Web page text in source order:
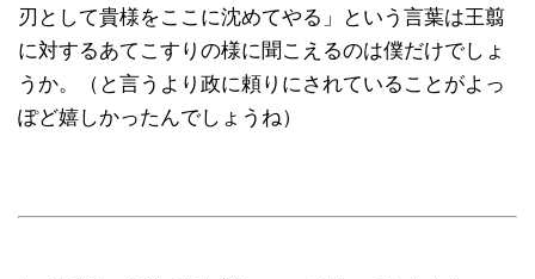
刃として貴様をここに沈めてやる」という言葉は王翦
に対するあてこすりの様に聞こえるのは僕だけでしょ
うか。（と言うより政に頼りにされていることがよっ
ぽど嬉しかったんでしょうね）